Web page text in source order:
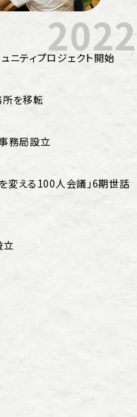
2022
ニティプロジェクト開始
を移転
務局設立
変える100人会議」6期世話
立